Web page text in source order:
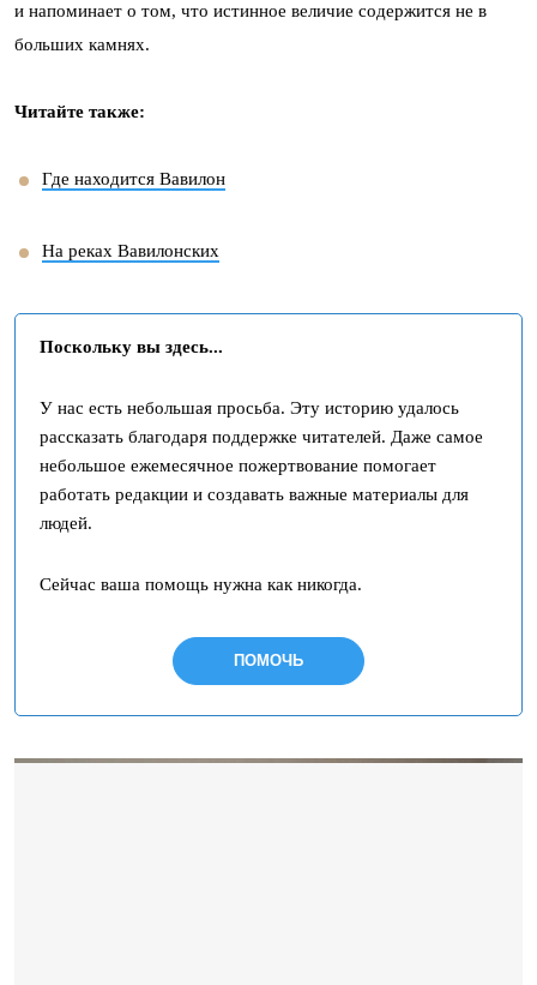
и напоминает о том, что истинное величие содержится не в
больших камнях.
Читайте также:
Где находится Вавилон
На реках Вавилонских
Поскольку вы здесь...
У нас есть небольшая просьба. Эту историю удалось
рассказать благодаря поддержке читателей. Даже самое
небольшое ежемесячное пожертвование помогает
работать редакции и создавать важные материалы для
людей.
Сейчас ваша помощь нужна как никогда.
ПОМОЧЬ